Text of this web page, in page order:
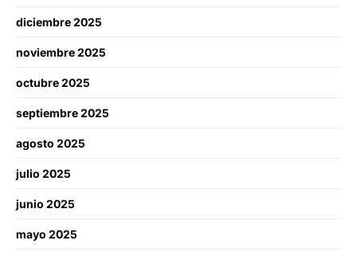
diciembre 2025
noviembre 2025
octubre 2025
septiembre 2025
agosto 2025
julio 2025
junio 2025
mayo 2025